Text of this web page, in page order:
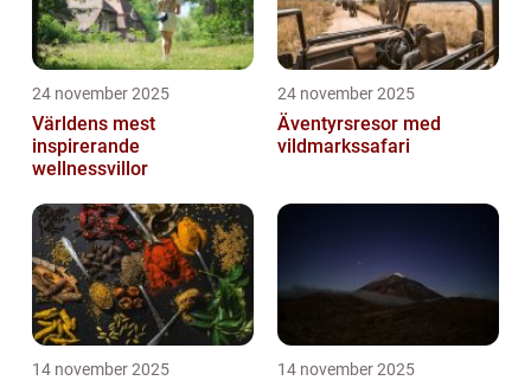
24 november 2025
Världens mest
inspirerande
wellnessvillor
24 november 2025
Äventyrsresor med
vildmarkssafari
14 november 2025 14 november 2025